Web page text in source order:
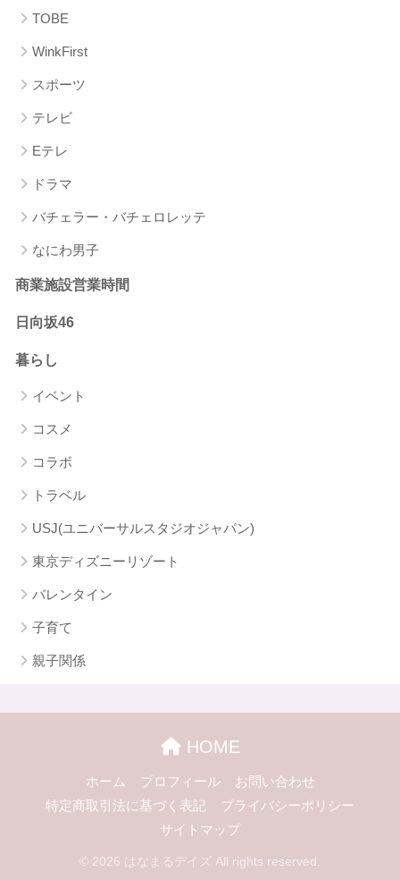
TOBE
WinkFirst
スポーツ
テレビ
Eテレ
ドラマ
バチェラー・バチェロレッテ
なにわ男子
商業施設営業時間
日向坂46
暮らし
イベント
コスメ
コラボ
トラベル
USJ(ユニバーサルスタジオジャパン)
東京ディズニーリゾート
バレンタイン
子育て
親子関係
HOME
ホーム プロフィール
お問い合わせ
特定商取引法に基づく表記
プライバシーポリシー
サイトマップ
© 2026 はなまるデイズ All rights reserved.